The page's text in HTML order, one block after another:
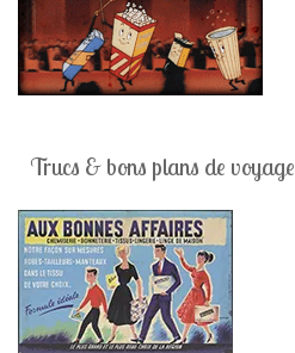
Trucs & bons plans de voyage